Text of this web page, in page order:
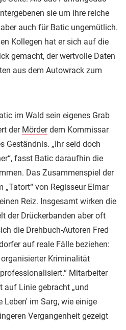
sie um ihre reiche
auch für Batic ungemütlich.
Kollegen hat er sich auf die
gemacht, der wertvolle Daten
aus dem Autowrack zum
im Wald sein eigenes Grab
der Mörderdem Kommissar
Geständnis. „Ihr seid doch
fasst Batic daraufhin die
Das Zusammenspiel der
„Tatort“ von Regisseur Elmar
Reiz. Insgesamt wirken die
der Drückerbanden aber oft
die Drehbuch-Autoren Fred
auf reale Fälle beziehen:
Kriminalität
Mitarbeiter
Linie gebracht „und
im Sarg, wie einige
Vergangenheit gezeigt